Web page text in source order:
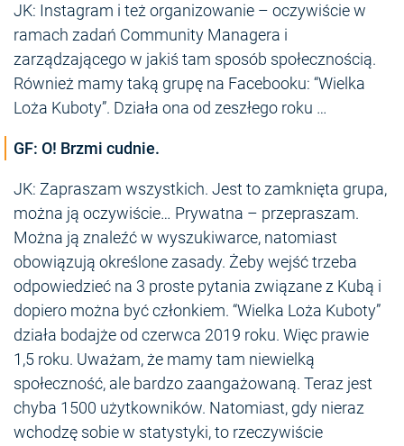
JK: Instagram i też organizowanie – oczywiście w
ramach zadań Community Managera i
zarządzającego w jakiś tam sposób społecznością.
Również mamy taką grupę na Facebooku: “Wielka
Loża Kuboty”. Działa ona od zeszłego roku …
GF: O! Brzmi cudnie.
JK: Zapraszam wszystkich. Jest to zamknięta grupa,
można ją oczywiście… Prywatna – przepraszam.
Można ją znaleźć w wyszukiwarce, natomiast
obowiązują określone zasady. Żeby wejść trzeba
odpowiedzieć na 3 proste pytania związane z Kubą i
dopiero można być członkiem. “Wielka Loża Kuboty”
działa bodajże od czerwca 2019 roku. Więc prawie
1,5 roku. Uważam, że mamy tam niewielką
społeczność, ale bardzo zaangażowaną. Teraz jest
chyba 1500 użytkowników. Natomiast, gdy nieraz
wchodzę sobie w statystyki, to rzeczywiście